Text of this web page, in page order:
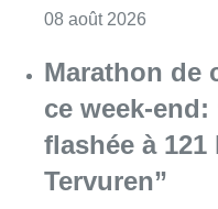
08 août 2026
Marathon de
ce week-end:
flashée à 121
Tervuren”